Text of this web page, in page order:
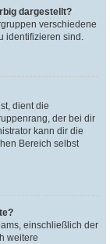
dargestellt?
verschiedene
identifizieren sind.
dient die
der bei dir
kann dir die
Bereich selbst
einschließlich der
weitere